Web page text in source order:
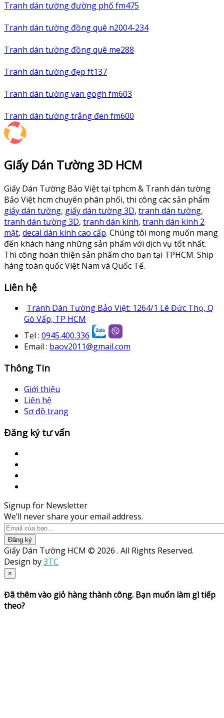
Tranh dán tường đường phố fm475
Tranh dán tường đồng quê n2004-234
Tranh dán tường đồng quê me288
Tranh dán tường đẹp ft137
Tranh dán tường van gogh fm603
Tranh dán tường trắng đen fm600
Giấy Dán Tường 3D HCM
Giấy Dán Tường Bảo Việt tại tphcm & Tranh dán tường
Bảo Việt hcm chuyên phân phối, thi công các sản phẩm
giấy dán tường, giấy dán tường 3D, tranh dán tường,
tranh dán tường 3D, tranh dán kính, tranh dán kính 2
mặt, decal dán kính cao cấp. Chúng tôi mong muốn mang
đến khách hàng những sản phẩm với dịch vụ tốt nhất.
Thi công hoàn thiện sản phẩm cho bạn tại TPHCM. Ship
hàng toàn quốc Việt Nam và Quốc Tế.
Liên hệ
Tranh Dán Tường Bảo Việt: 1264/1 Lê Đức Thọ, Q
Gò Vấp, TP HCM
Tel : 0945.400.336
Email : baov2011@gmail.com
Thông Tin
Giới thiệu
Liên hệ
Sơ đồ trang
Đăng ký tư vấn
Signup for Newsletter
We’ll never share your email address.
Đăng ký
Giấy Dán Tường HCM © 2026 . All Rights Reserved.
Design by3TC
×
Đã thêm vào giỏ hàng thành công. Bạn muốn làm gì tiếp
theo?